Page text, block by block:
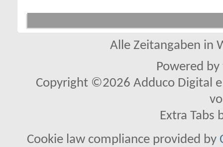
Alle Zeitangaben in
Powered by
Copyright ©2026 Adduco Digital
Extra Tabs
Cookie law compliance provided by